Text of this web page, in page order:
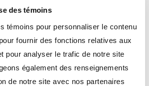
des témoins
témoins pour personnaliser le contenu
fournir des fonctions relatives aux
pour analyser le trafic de notre site
également des renseignements
de notre site avec nos partenaires